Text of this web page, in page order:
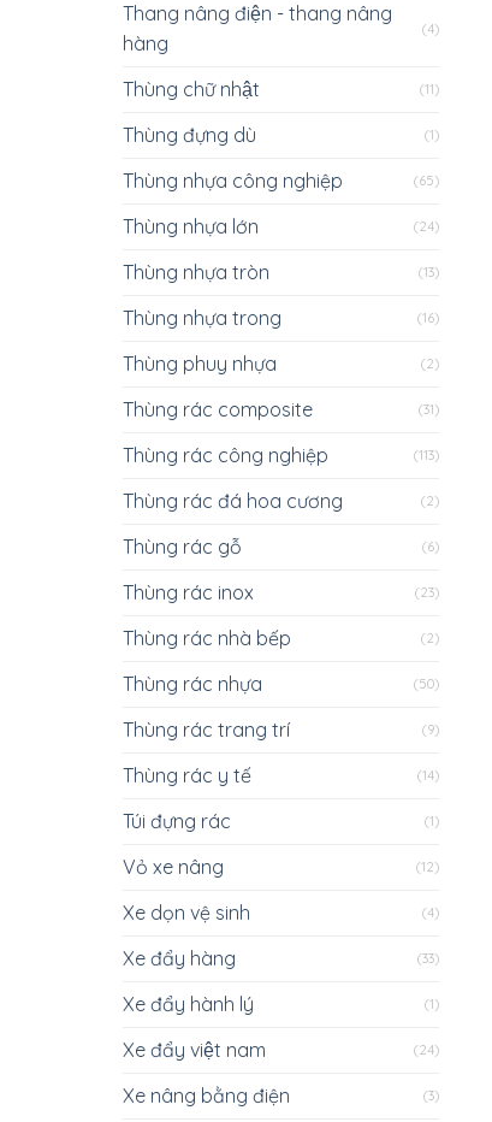
Thang nâng điện - thang nâng
hàng
(4)
Thùng chữ nhật (11)
Thùng đựng dù (1)
Thùng nhựa công nghiệp (65)
Thùng nhựa lớn (24)
Thùng nhựa tròn (13)
Thùng nhựa trong (16)
Thùng phuy nhựa (2)
Thùng rác composite (31)
Thùng rác công nghiệp (113)
Thùng rác đá hoa cương (2)
Thùng rác gỗ (6)
Thùng rác inox (23)
Thùng rác nhà bếp (2)
Thùng rác nhựa (50)
Thùng rác trang trí (9)
Thùng rác y tế (14)
Túi đựng rác (1)
Vỏ xe nâng (12)
Xe dọn vệ sinh (4)
Xe đẩy hàng (33)
Xe đẩy hành lý (1)
Xe đẩy việt nam (24)
Xe nâng bằng điện (3)